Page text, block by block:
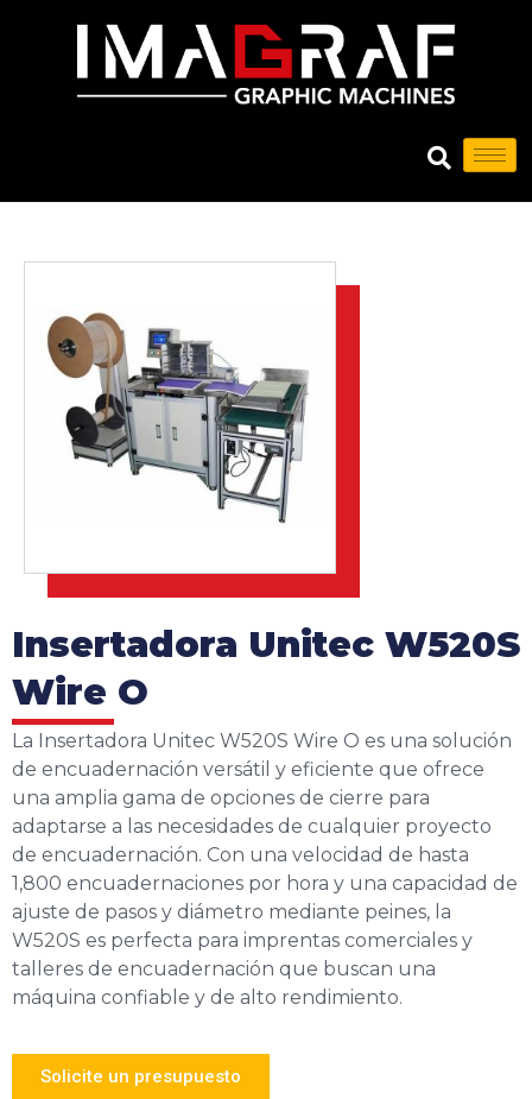
Insertadora Unitec W520S
Wire O
La Insertadora Unitec W520S Wire O es una solución
de encuadernación versátil y eficiente que ofrece
una amplia gama de opciones de cierre para
adaptarse a las necesidades de cualquier proyecto
de encuadernación. Con una velocidad de hasta
1,800 encuadernaciones por hora y una capacidad de
ajuste de pasos y diámetro mediante peines, la
W520S es perfecta para imprentas comerciales y
talleres de encuadernación que buscan una
máquina confiable y de alto rendimiento.
Solicite un presupuesto